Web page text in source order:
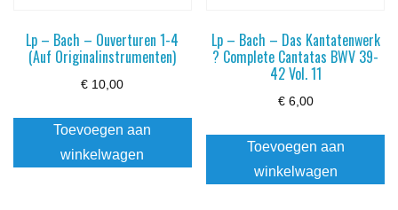
Lp – Bach – Ouverturen 1-4
(Auf Originalinstrumenten)
€ 10,00
Toevoegen aan
winkelwagen
Lp – Bach – Das Kantatenwerk
? Complete Cantatas BWV 39-
42 Vol. 11
€6,00
Toevoegen aan
winkelwagen